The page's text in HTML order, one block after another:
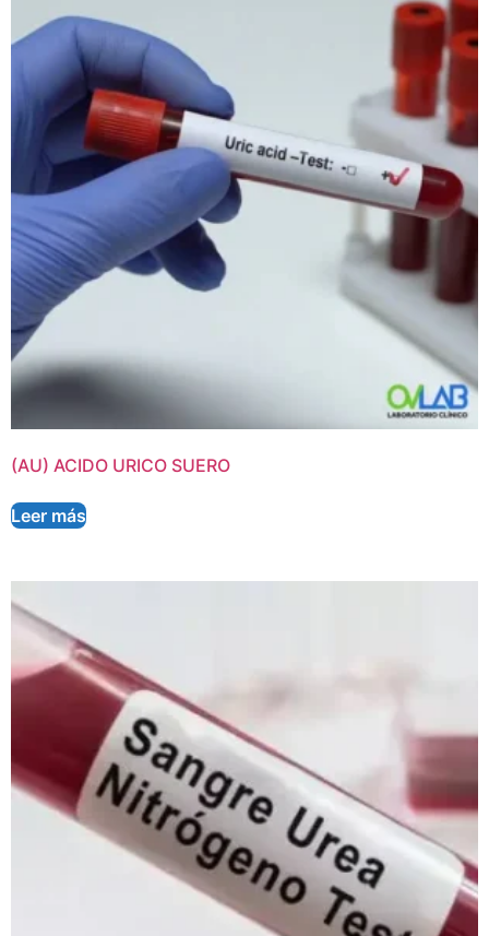
(AU) ACIDO URICO SUERO
Leer más